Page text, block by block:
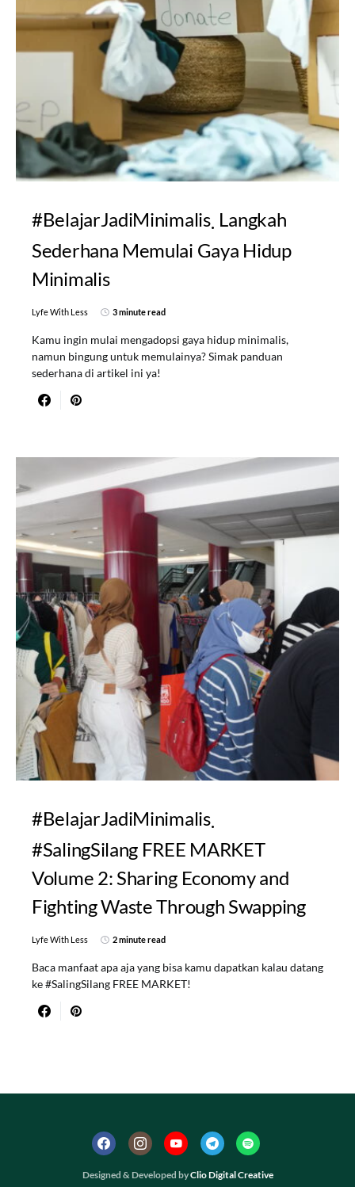
#BelajarJadiMinimalis Langkah
Sederhana Memulai Gaya Hidup
Minimalis
Lyfe With Less 3 minute read
Kamu ingin mulai mengadopsi gaya hidup minimalis,
namun bingung untuk memulainya? Simak panduan
sederhana di artikel ini ya!
#BelajarJadiMinimalis
#SalingSilang FREE MARKET
Volume 2: Sharing Economy and
Fighting Waste Through Swapping
Lyfe With Less 2 minute read
Baca manfaat apa aja yang bisa kamu dapatkan kalau datang
ke #SalingSilang FREE MARKET!
Designed & Developed byClio Digital Creative